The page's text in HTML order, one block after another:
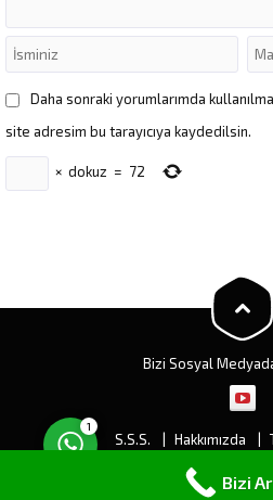
Daha sonraki yorumlarımda
site adresim bu tarayıcıya kaydedilsin.
× dokuz = 72
Bizi Sosyal
S.S.S. Hakkımızda
Ankara Çatı Tamiri ve Su Yalıtımı
Cevap Yaz
1
Bizi